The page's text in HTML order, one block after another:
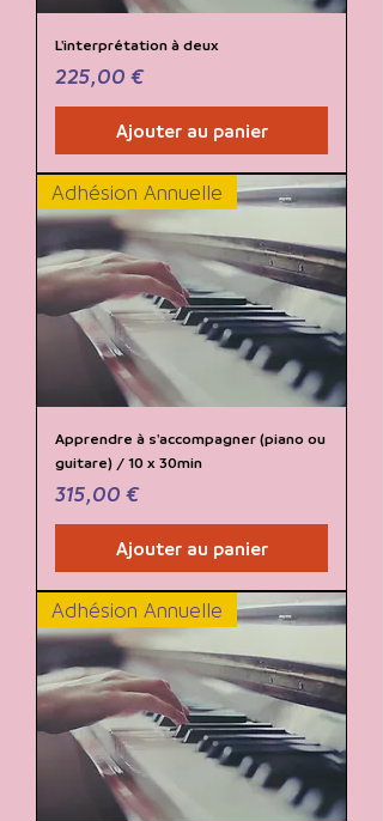
L'interprétation à deux
Prix
225,00 €
Ajouter au panier
Adhésion Annuelle
Apprendre à s'accompagner (piano ou
guitare) / 10 x 30min
Prix
315,00 €
Ajouter au panier
Adhésion Annuelle